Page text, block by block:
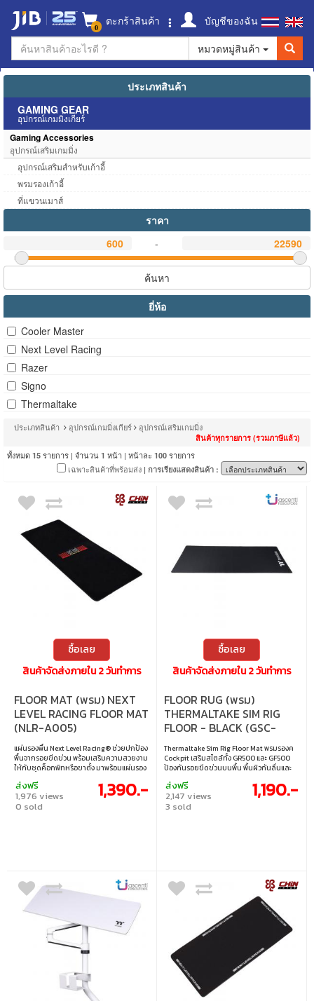
0 ตะกร้าสินค้า
บัญชีของฉัน
หมวดหมู่สินค้า
ประเภทสินค้า
GAMING GEAR
อุปกรณ์เกมมิ่งเกียร์
Gaming Accessories
อุปกรณ์เสริมเกมมิ่ง
อุปกรณ์เสริมสำหรับเก้าอี้
พรมรองเก้าอี้
ที่แขวนเมาส์
ราคา
-
ค้นหา
ยี่ห้อ
Cooler Master
Next Level Racing
Razer
Signo
Thermaltake
ประเภทสินค้า อุปกรณ์เกมมิ่งเกียร์ อุปกรณ์เสริมเกมมิ่ง
สินค้าทุกรายการ (รวมภาษีแล้ว)
ทั้งหมด 15 รายการ | จำนวน 1 หน้า | หน้าละ 100 รายการ
เฉพาะสินค้าที่พร้อมส่ง | การเรียงแสดงสินค้า :
ซื้อเลย
สินค้าจัดส่งภายใน 2 วันทำการ
FLOOR MAT (พรม) NEXT
LEVEL RACING FLOOR MAT
(NLR-A005)
แผ่นรองพื้น Next Level Racing® ช่วยปกป้อง
พื้นจากรอยขีดข่วน พร้อมเสริมความสวยงาม
ให้กับชุดค็อกพิทหรือขาตั้ง มาพร้อมแผ่นรอง
ส่วนตัวสำหรับการเล่นเกมของคุณ ขนาด 165
x 60 x 0.3 ซม.
ส่งฟรี
1,976 views
0 sold
1,390.-
ซื้อเลย
สินค้าจัดส่งภายใน 2 วันทำการ
FLOOR RUG (พรม)
THERMALTAKE SIM RIG
FLOOR - BLACK (GSC-
ACC-MTFABB-01)
Thermaltake Sim Rig Floor Mat พรมรองค
Cockpit เสริมสไตล์ทั้ง GR500 และ GF500
ป้องกันรอยขีดข่วนบนพื้น พื้นผิวกันลื่นและ
เกมเมอร์สายจริงจังที่ต้องการให้การตั้งค่าสุด
ล้ำดูดีทั้งความรู้สึกและฟังก์ชั่น • ขนาด 170 x
80 cm
ส่งฟรี
2,147 views
3 sold
1,190.-